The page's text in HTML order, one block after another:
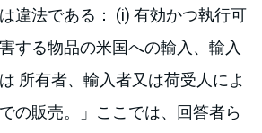
違法である： (i) 有効かつ執行可
する物品の米国への輸入、輸入
所有者、輸入者又は荷受人によ
の販売。」ここでは、回答者ら